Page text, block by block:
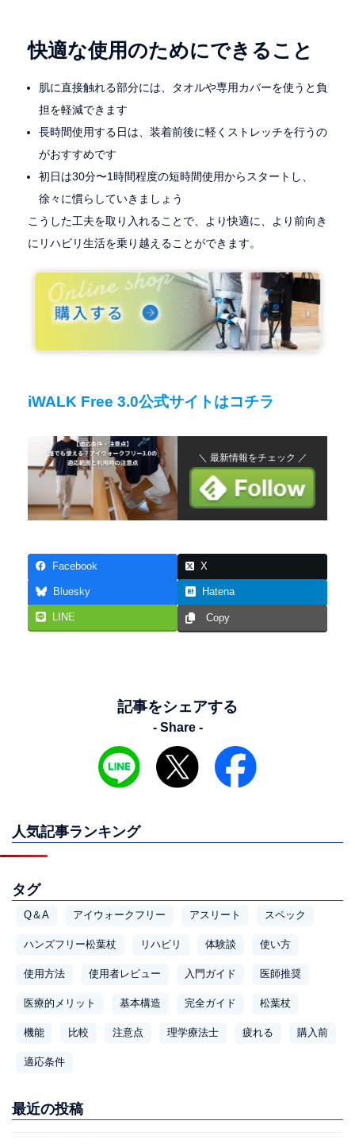
快適な使用のためにできること
肌に直接触れる部分には、タオルや専用カバーを使うと負
担を軽減できます
長時間使用する日は、装着前後に軽くストレッチを行うの
がおすすめです
初日は30分〜1時間程度の短時間使用からスタートし、
徐々に慣らしていきましょう
こうした工夫を取り入れることで、より快適に、より前向き
にリハビリ生活を乗り越えることができます。
iWALK Free 3.0公式サイトはコチラ
＼ 最新情報をチェック ／
Facebook X
Bluesky Hatena
LINE Copy
記事をシェアする
- Share -
人気記事ランキング
タグ
Q＆A アイウォークフリー アスリート スペック
ハンズフリー松葉杖 リハビリ 体験談 使い方
使用方法 使用者レビュー 入門ガイド 医師推奨
医療的メリット 基本構造 完全ガイド 松葉杖
機能 比較 注意点 理学療法士 疲れる 購入前
適応条件
最近の投稿